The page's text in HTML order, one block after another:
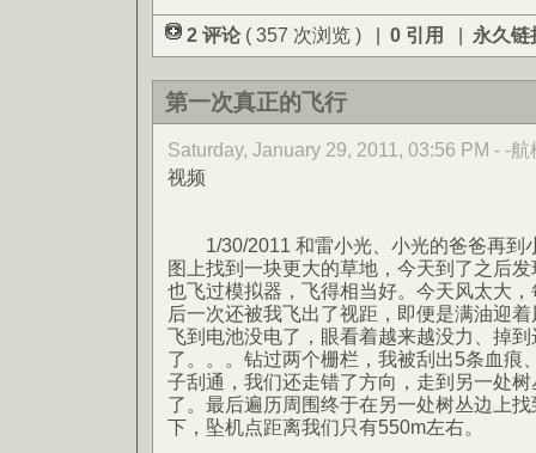
2 评论 ( 357 次浏览 ) | 0 引用 | 永久链
第一次真正的飞行
Saturday, January 29, 2011, 03:56 PM - -航
视频
1/30/2011 和雷小光、小光的爸爸再到
图上找到一块更大的草地，今天到了之后
也飞过模拟器，飞得相当好。今天风太大
后一次还被我飞出了视距，即便是满油迎
飞到电池没电了，眼看着越来越没力、掉
了。。。钻过两个栅栏，我被刮出5条血痕
子刮通，我们还走错了方向，走到另一处
了。最后遍历周围终于在另一处树丛边上
下，坠机点距离我们只有550m左右。